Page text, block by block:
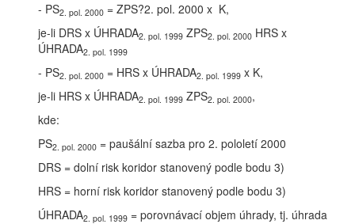
- PS2. pol. 2000 = ZPS?2. pol. 2000 x K,
je-li DRS x ÚHRADA2. pol. 1999 ZPS2. pol. 2000 HRS x
ÚHRADA2. pol. 1999
- PS2. pol. 2000 = HRS x ÚHRADA2. pol. 1999 x K,
je-li HRS x ÚHRADA2. pol. 1999 ZPS2. pol. 2000,
kde:
PS2. pol. 2000 = paušální sazba pro 2. pololetí 2000
DRS = dolní risk koridor stanovený podle bodu 3)
HRS = horní risk koridor stanovený podle bodu 3)
ÚHRADA2. pol. 1999 = porovnávací objem úhrady, tj. úhrada